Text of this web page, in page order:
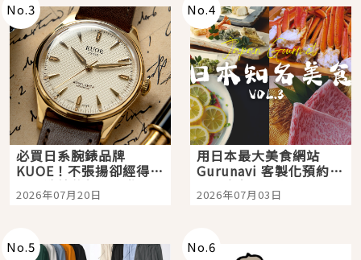
No.3
必買日系腕錶品牌
KUOE！不張揚卻經得起
時間洗鍊的經典之作五
選
2026年07月20日
No.4
用日本最大美食網站
Gurunavi 客製化預約九
大都市餐廳，打造專屬
美食體驗！
2026年07月03日
No.5 No.6